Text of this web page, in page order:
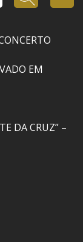
EM
DA CRUZ” –